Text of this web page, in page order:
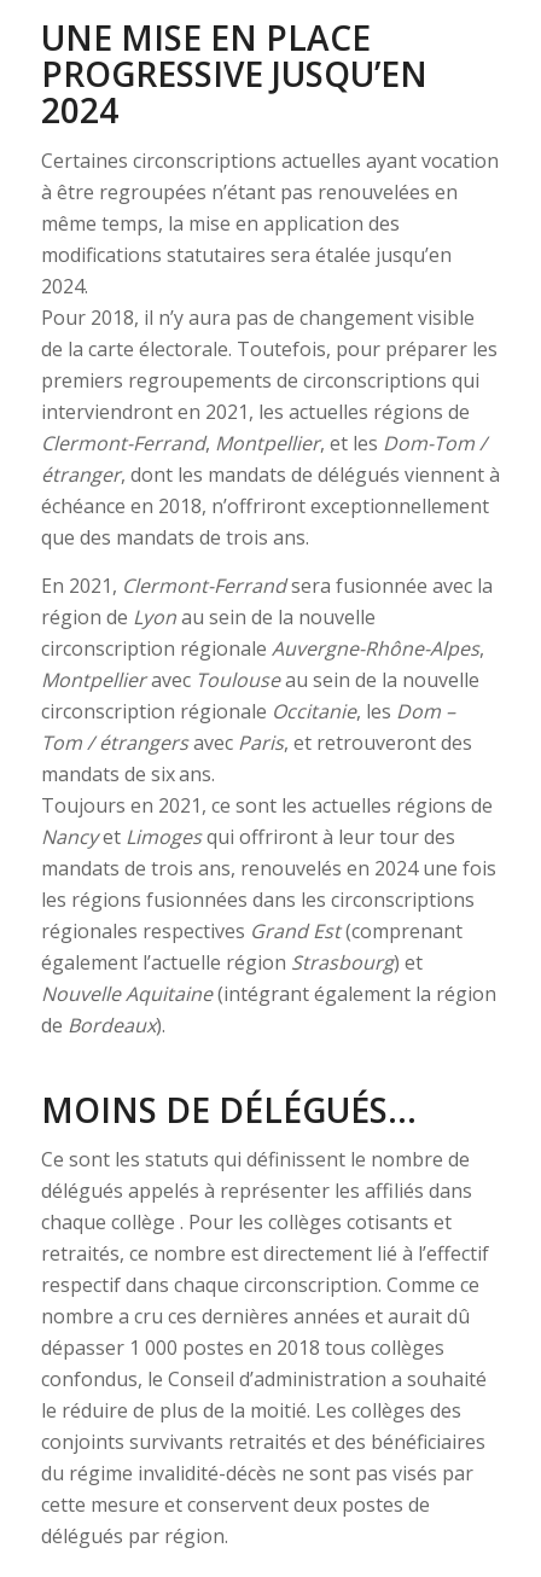
UNE MISE EN PLACE
PROGRESSIVE JUSQU’EN
2024
Certaines circonscriptions actuelles ayant vocation
à être regroupées n’étant pas renouvelées en
même temps, la mise en application des
modifications statutaires sera étalée jusqu’en
2024.
Pour 2018, il n’y aura pas de changement visible
de la carte électorale. Toutefois, pour préparer les
premiers regroupements de circonscriptions qui
interviendront en 2021, les actuelles régions de
Clermont-Ferrand, Montpellier, et les Dom-Tom /
étranger, dont les mandats de délégués viennent à
échéance en 2018, n’offriront exceptionnellement
que des mandats de trois ans.
En 2021, Clermont-Ferrandsera fusionnée avec la
région de Lyonau sein de la nouvelle
circonscription régionale Auvergne-Rhône-Alpes,
Montpellieravec Toulouseau sein de la nouvelle
circonscription régionale Occitanie, les Dom –
Tom / étrangersavec Paris, et retrouveront des
mandats de six ans.
Toujours en 2021, ce sont les actuelles régions de
Nancyet Limogesqui offriront à leur tour des
mandats de trois ans, renouvelés en 2024 une fois
les régions fusionnées dans les circonscriptions
régionales respectives Grand Est(comprenant
également l’actuelle région Strasbourg) et
Nouvelle Aquitaine(intégrant également la région
de Bordeaux).
MOINS DE DÉLÉGUÉS…
Ce sont les statuts qui définissent le nombre de
délégués appelés à représenter les affiliés dans
chaque collège . Pour les collèges cotisants et
retraités, ce nombre est directement lié à l’effectif
respectif dans chaque circonscription. Comme ce
nombre a cru ces dernières années et aurait dû
dépasser 1 000 postes en 2018 tous collèges
confondus, le Conseil d’administration a souhaité
le réduire de plus de la moitié. Les collèges des
conjoints survivants retraités et des bénéficiaires
du régime invalidité-décès ne sont pas visés par
cette mesure et conservent deux postes de
délégués par région.